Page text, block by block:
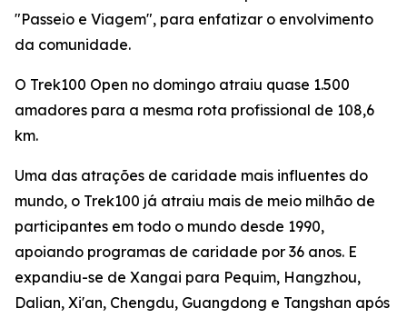
"Passeio e Viagem", para enfatizar o envolvimento
da comunidade.
O Trek100 Open no domingo atraiu quase 1.500
amadores para a mesma rota profissional de 108,6
km.
Uma das atrações de caridade mais influentes do
mundo, o Trek100 já atraiu mais de meio milhão de
participantes em todo o mundo desde 1990,
apoiando programas de caridade por 36 anos. E
expandiu-se de Xangai para Pequim, Hangzhou,
Dalian, Xi'an, Chengdu, Guangdong e Tangshan após